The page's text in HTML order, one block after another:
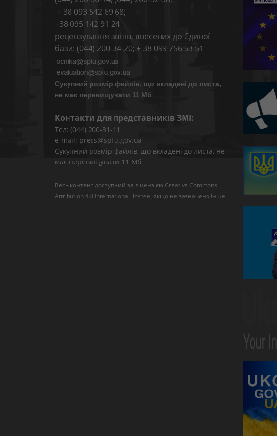
+ 38 093 542 69 68;
+38 095 142 91 24
рецензування звітів, внесених до Єдиної
бази: (044) 200-34-20; + 38 099 756 63 51
Сукупний розмір файлів, що вкладені до листа,
не має перевищувати 11 Мб
Контакти для представників ЗМІ:
Тел: (044) 200-31-11
e-mail: press@spfu.gov.ua
Сукупний розмір файлів, що вкладені до листа, не
має перевищувати 11 Мб
Весь контент доступний за ліцензією Creative Commons
Attribution 4.0 International license, якщо не зазначено інше